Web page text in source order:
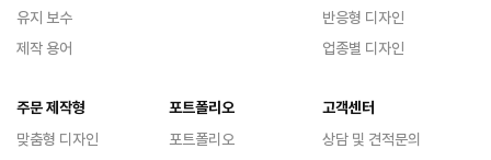
유지 보수
제작 용어
반응형 디자인
업종별 디자인
주문 제작형
맞춤형 디자인
포트폴리오
포트폴리오
고객센터
상담 및 견적문의